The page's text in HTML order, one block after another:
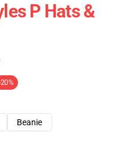
P Hats &
Beanie